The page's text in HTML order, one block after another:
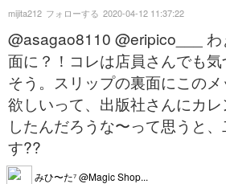
@asagao8110 @eripico___
面に？！コレは店員さんでも
そう。スリップの裏面にこの
欲しいって、出版社さんにカ
したんだろうな〜って思うと
す??
みひ〜た⁷ @Magic Shop...
mijita212 フォローする 2020-04-12 11:37:22